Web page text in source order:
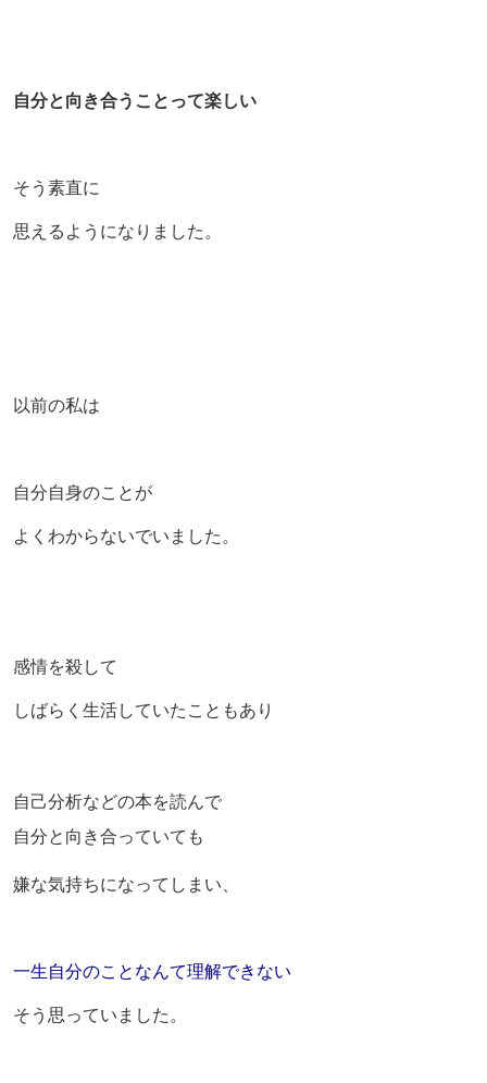
自分と向き合うことって楽しい
そう素直に
思えるようになりました。
以前の私は
自分自身のことが
よくわからないでいました。
感情を殺して
しばらく生活していたこともあり
自己分析などの本を読んで
自分と向き合っていても
嫌な気持ちになってしまい、
一生自分のことなんて理解できない
そう思っていました。